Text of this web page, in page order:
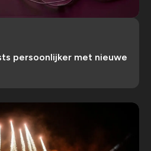
persoonlijker met nieuwe